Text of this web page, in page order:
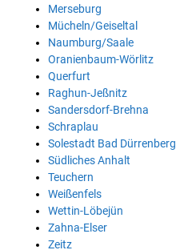
Merseburg
Mücheln/Geiseltal
Naumburg/Saale
Oranienbaum-Wörlitz
Querfurt
Raghun-Jeßnitz
Sandersdorf-Brehna
Schraplau
Solestadt Bad Dürrenberg
Südliches Anhalt
Teuchern
Weißenfels
Wettin-Löbejün
Zahna-Elser
Zeitz